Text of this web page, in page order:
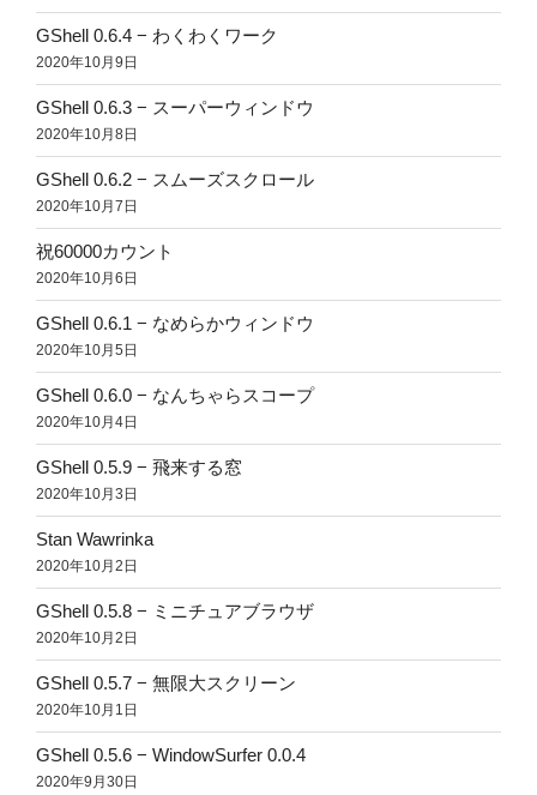
GShell 0.6.4 − わくわくワーク
2020年10月9日
GShell 0.6.3 − スーパーウィンドウ
2020年10月8日
GShell 0.6.2 − スムーズスクロール
2020年10月7日
祝60000カウント
2020年10月6日
GShell 0.6.1 − なめらかウィンドウ
2020年10月5日
GShell 0.6.0 − なんちゃらスコープ
2020年10月4日
GShell 0.5.9 − 飛来する窓
2020年10月3日
Stan Wawrinka
2020年10月2日
GShell 0.5.8 − ミニチュアブラウザ
2020年10月2日
GShell 0.5.7 − 無限大スクリーン
2020年10月1日
GShell 0.5.6 − WindowSurfer 0.0.4
2020年9月30日